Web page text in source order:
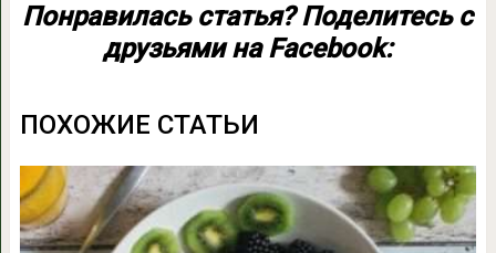
Понравилась статья? Поделитесь с
друзьями на Facebook:
ПОХОЖИЕ СТАТЬИ